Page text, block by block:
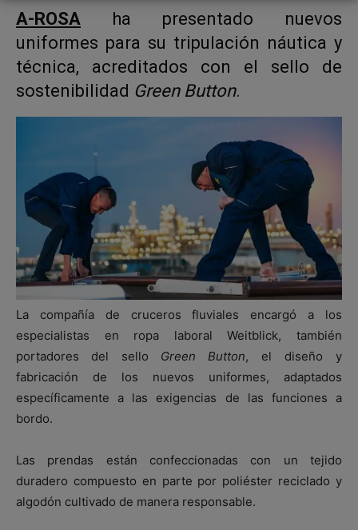
A-ROSA ha presentado nuevos
uniformes para su tripulación náutica y
técnica, acreditados con el sello de
sostenibilidad Green Button.
La compañía de cruceros fluviales encargó a los
especialistas en ropa laboral Weitblick, también
portadores del sello Green Button, el diseño y
fabricación de los nuevos uniformes, adaptados
específicamente a las exigencias de las funciones a
bordo.
Las prendas están confeccionadas con un tejido
duradero compuesto en parte por poliéster reciclado y
algodón cultivado de manera responsable.